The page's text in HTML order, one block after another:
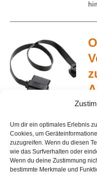
Um dir ein optimales Erlebnis
Cookies, um
zuzugreifen. Wenn du diesen
wie das Surfverhalten oder
Wenn du deine Zustimmung
bestimmte Merkmale und